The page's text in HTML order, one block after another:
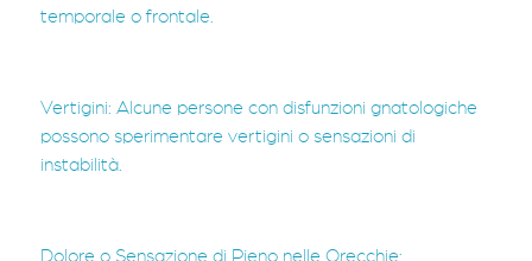
temporale o frontale.
Vertigini: Alcune persone con disfunzioni gnatologiche
possono sperimentare vertigini o sensazioni di
instabilità.
Dolore o Sensazione di Pieno nelle Orecchie: